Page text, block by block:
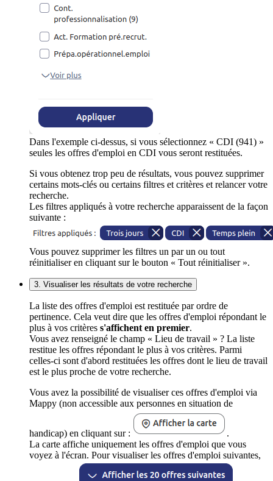
Dans l'exemple ci-dessus, si vous sélectionnez « CDI (941) »
seules les offres d'emploi en CDI vous seront restituées.
Si vous obtenez trop peu de résultats, vous pouvez supprimer
certains mots-clés ou certains filtres et critères et relancer votre
recherche.
Les filtres appliqués à votre recherche apparaissent de la façon
suivante :
Vous pouvez supprimer les filtres un par un ou tout
réinitialiser en cliquant sur le bouton « Tout réinitialiser ».
3. Visualiser les résultats de votre recherche
La liste des offres d'emploi est restituée par ordre de
pertinence. Cela veut dire que les offres d'emploi répondant le
plus à vos critères s'affichent en premier.
Vous avez renseigné le champ « Lieu de travail » ? La liste
restitue les offres répondant le plus à vos critères. Parmi
celles-ci sont d'abord restituées les offres dont le lieu de travail
est le plus proche de votre recherche.
Vous avez la possibilité de visualiser ces offres d'emploi via
Mappy (non accessible aux personnes en situation de
handicap) en cliquant sur :
.
La carte affiche uniquement les offres d'emploi que vous
voyez à l'écran. Pour visualiser les offres d'emploi suivantes,